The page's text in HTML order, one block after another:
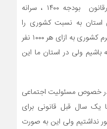
برای استان خراسان شمالی درقانون بودجه ۱۴۰۰ ، سرانه
به نسبت کشوری را
مناسب ندانست و گفت:به ازای نرم کشوری به ازای هر ۱۰۰۰ نفر
ولی در استان ما این
خصوص مسئولیت اجتماعی
یک سال قبل قانونی برای
نداشتیم ولی این به صورت